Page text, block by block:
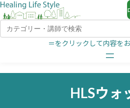
＝をクリックして内容を
HLSウォ